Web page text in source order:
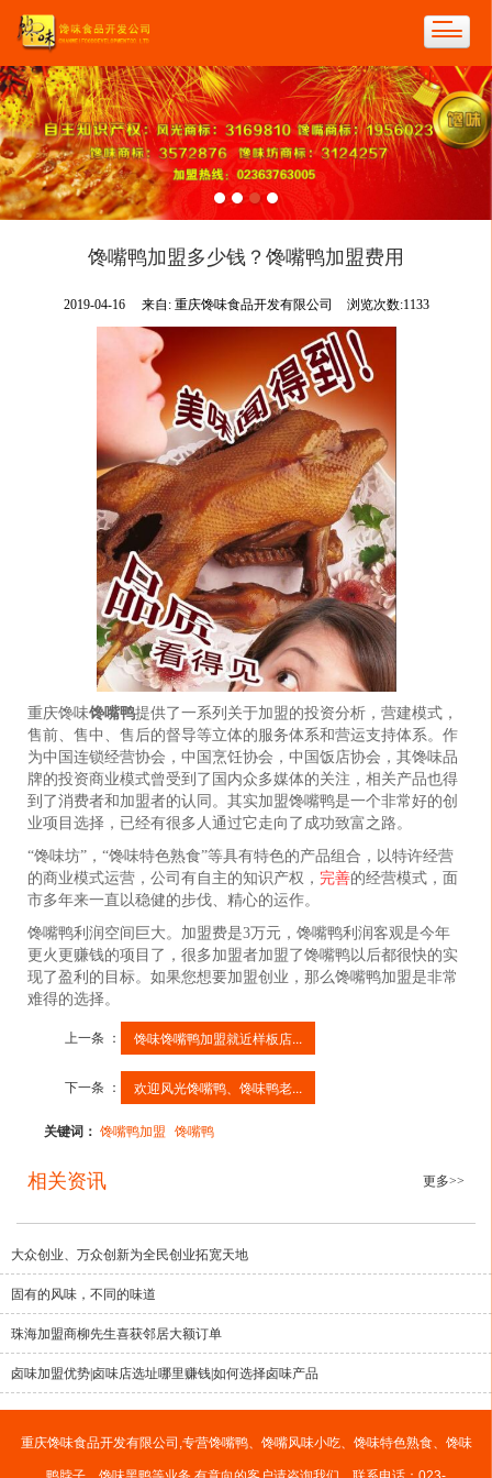
馋嘴鸭加盟多少钱？馋嘴鸭加盟费用
2019-04-16 来自: 重庆馋味食品开发有限公司 浏览次数:1133
重庆馋味馋嘴鸭提供了一系列关于加盟的投资分析，营建模式，
售前、售中、售后的督导等立体的服务体系和营运支持体系。作
为中国连锁经营协会，中国烹饪协会，中国饭店协会，其馋味品
牌的投资商业模式曾受到了国内众多媒体的关注，相关产品也得
到了消费者和加盟者的认同。其实加盟馋嘴鸭是一个非常好的创
业项目选择，已经有很多人通过它走向了成功致富之路。
“馋味坊”，“馋味特色熟食”等具有特色的产品组合，以特许经营
的商业模式运营，公司有自主的知识产权， 完善的经营模式，面
市多年来一直以稳健的步伐、精心的运作。
馋嘴鸭利润空间巨大。加盟费是3万元，馋嘴鸭利润客观是今年
更火更赚钱的项目了，很多加盟者加盟了馋嘴鸭以后都很快的实
现了盈利的目标。如果您想要加盟创业，那么馋嘴鸭加盟是非常
难得的选择。
上一条 ： 馋味馋嘴鸭加盟就近样板店...
下一条 ： 欢迎风光馋嘴鸭、馋味鸭老...
关键词： 馋嘴鸭加盟 馋嘴鸭
相关资讯 更多>>
大众创业、万众创新为全民创业拓宽天地
固有的风味，不同的味道
珠海加盟商柳先生喜获邻居大额订单
卤味加盟优势|卤味店选址哪里赚钱|如何选择卤味产品
重庆馋味食品开发有限公司,专营馋嘴鸭、馋嘴风味小吃、馋味特色熟食、馋味